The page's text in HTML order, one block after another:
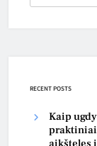
RECENT POSTS
Kaip